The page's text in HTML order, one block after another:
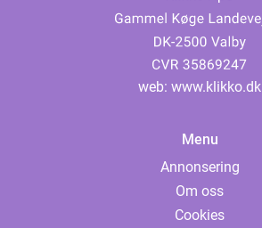
web: www.klikko.dk
Menu
Annonsering
Om oss
Cookies